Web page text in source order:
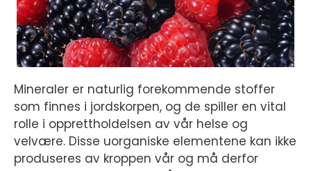
Mineraler er naturlig forekommende stoffer
som finnes i jordskorpen, og de spiller en vital
rolle i opprettholdelsen av vår helse og
velvære. Disse uorganiske elementene kan ikke
produseres av kroppen vår og må derfor